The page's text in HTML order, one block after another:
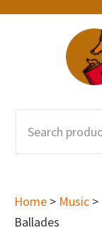
Skip
Skip
Skip
Home > Music >
Ballades